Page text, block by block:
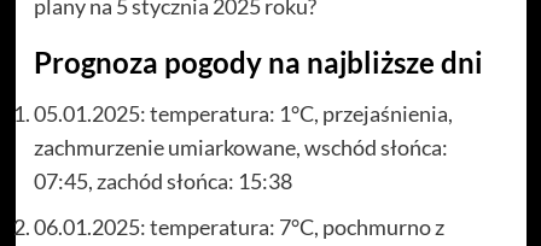
plany na 5 stycznia 2025 roku?
Prognoza pogody na najbliższe dni
05.01.2025: temperatura: 1°C, przejaśnienia,
zachmurzenie umiarkowane, wschód słońca:
07:45, zachód słońca: 15:38
06.01.2025: temperatura: 7°C, pochmurno z